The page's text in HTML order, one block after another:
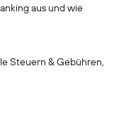
aus und wie
Steuern & Gebühren,